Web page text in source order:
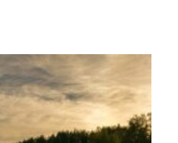
DE
DECIR!:
CONSEJOS
MANEJAR